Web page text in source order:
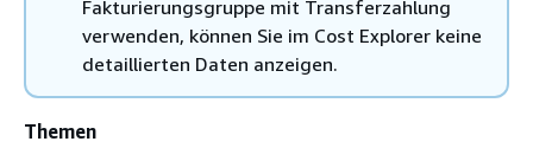
Fakturierungsgruppe mit Transferzahlung
verwenden, können Sie im Cost Explorer keine
detaillierten Daten anzeigen.
Themen